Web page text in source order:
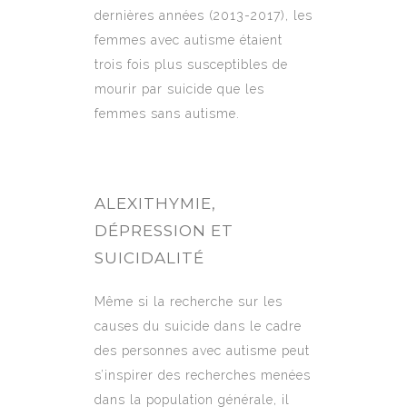
dernières années (2013-2017), les
femmes avec autisme étaient
trois fois plus susceptibles de
mourir par suicide que les
femmes sans autisme.
ALEXITHYMIE,
DÉPRESSION ET
SUICIDALITÉ
Même si la recherche sur les
causes du suicide dans le cadre
des personnes avec autisme peut
s’inspirer des recherches menées
dans la population générale, il